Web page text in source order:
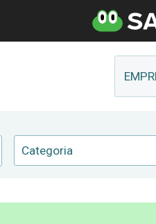
Categoria